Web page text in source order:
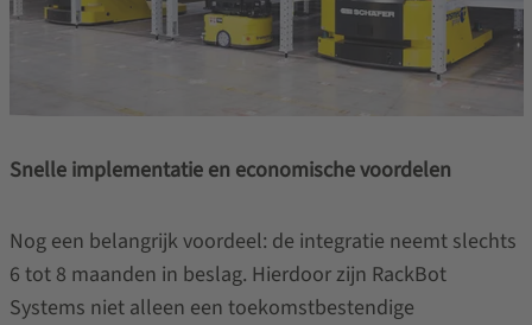
Snelle implementatie en economische voordelen
Nog een belangrijk voordeel: de integratie neemt slechts
6 tot 8 maanden in beslag. Hierdoor zijn RackBot
Systems niet alleen een toekomstbestendige